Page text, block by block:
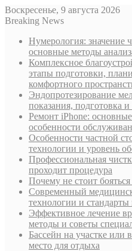
Воскресенье, 9 августа 2026
Breaking News
Нумерология: значение
основные методы
Комплексное
этапы подготовки,
комфортного
Эндопротезирование
показания, подготовка
Ремонт iPhone:
особенности
Особенности частной
технологии и уровень
Профессиональная
проходит процедура
Почему не стоит
Современный
технологии и стандарты
Эффективное лечение
методы и советы
Бассейн на участке или
место для отдыха